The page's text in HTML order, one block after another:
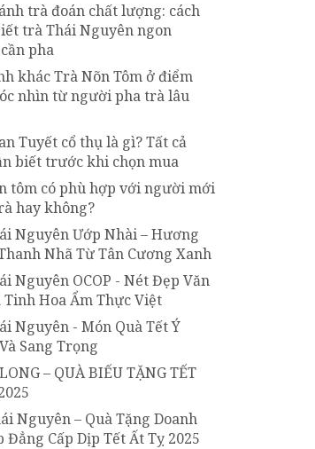
trà đoán chất lượng: cách
trà Thái Nguyên ngon
pha
khác Trà Nõn Tôm ở điểm
nhìn từ người pha trà lâu
Tuyết cổ thụ là gì? Tất cả
biết trước khi chọn mua
tôm có phù hợp với người mới
hay không?
Nguyên Ướp Nhài – Hương
Nhã Từ Tân Cương Xanh
Nguyên OCOP - Nét Đẹp Văn
Tinh Hoa Ẩm Thực Việt
Nguyên - Món Quà Tết Ý
Sang Trọng
– QUÀ BIẾU TẶNG TẾT
Nguyên – Quà Tặng Doanh
Đẳng Cấp Dịp Tết Ất Tỵ 2025